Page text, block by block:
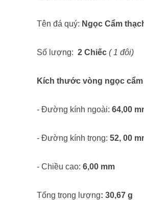
Tên đá quý: Ngọc Cẩm
Số lượng: 2 Chiếc ( 1 đôi)
Kích thước vòng ngọc
- Đường kính ngoài: 64,00
- Đường kính trọng: 52, 00
- Chiều cao: 6,00 mm
Tổng trọng lượng: 30,67 g